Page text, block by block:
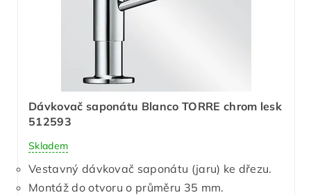
Dávkovač saponátu Blanco TORRE chrom lesk
512593
Skladem
Vestavný dávkovač saponátu (jaru) ke dřezu.
Montáž do otvoru o průměru 35 mm.